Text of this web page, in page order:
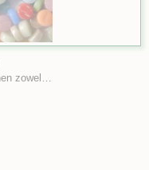
zowel…